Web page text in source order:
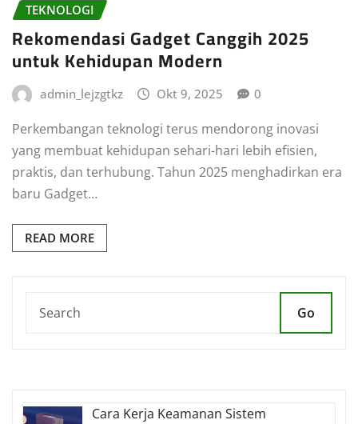
TEKNOLOGI
Rekomendasi Gadget Canggih 2025
untuk Kehidupan Modern
admin_lejzgtkz Okt 9, 2025 0
Perkembangan teknologi terus mendorong inovasi
yang membuat kehidupan sehari-hari lebih efisien,
praktis, dan terhubung. Tahun 2025 menghadirkan era
baru Gadget…
READ MORE
Go
Cara Kerja Keamanan Sistem